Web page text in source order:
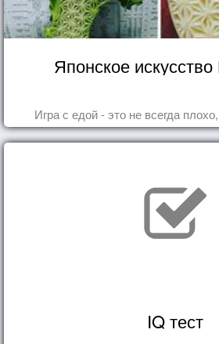
Японское
Игра с едой - это не всегда
IQ тест